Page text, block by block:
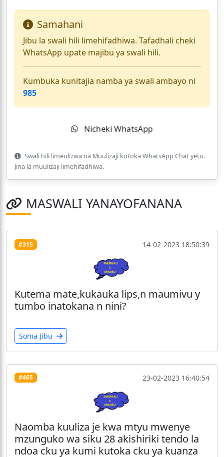
Samahani
Jibu la swali hili limehifadhiwa. Tafadhali cheki
WhatsApp upate majibu ya swali hili.
Kumbuka kunitajia namba ya swali ambayo ni
985
Nicheki WhatsApp
Swali hili limeulizwa na Muulizaji kutoka WhatsApp Chat yetu.
Jina la muulizaji limehifadhiwa.
MASWALI YANAYOFANANA
#315 14-02-2023 18:50:39
Kutema mate,kukauka lips,n maumivu y
tumbo inatokana n nini?
Soma Jibu
#465 23-02-2023 16:40:54
Naomba kuuliza je kwa mtyu mwenye
mzunguko wa siku 28 akishiriki tendo la
ndoa cku ya kumi kutoka cku ya kuanza